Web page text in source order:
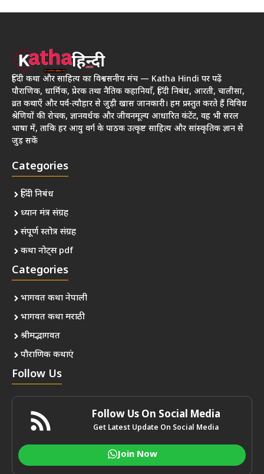
हिंदी कथा और साहित्य का विश्वसनीय मंच — Katha Hindi पर पढ़ें
पौराणिक, धार्मिक, प्रेरक तथा नैतिक कहानियाँ, हिंदी निबंध, आरती, चालीसा,
व्रत कथाएँ और पर्व-त्यौहार से जुड़ी खास जानकारी। हम प्रस्तुत करते हैं विविध
श्रेणियों की रोचक, ज्ञानवर्धक और जीवनमूल्य आधारित कंटेंट, वह भी सरल
भाषा में, ताकि हर आयु वर्ग के पाठक उत्कृष्ट साहित्य और सांस्कृतिक ज्ञान से
जुड़ सकें
Categories
हिंदी निबंध
ध्यान मंत्र संग्रह
संपूर्ण स्तोत्र संग्रह
कथा नोट्स pdf
Categories
भागवत कथा नेपाली
भागवत कथा मराठी
श्रीमद्भागवत
पौराणिक कथाएं
Follow Us
Follow Us On Social Media
Get Latest Update On Social Media
Join Now